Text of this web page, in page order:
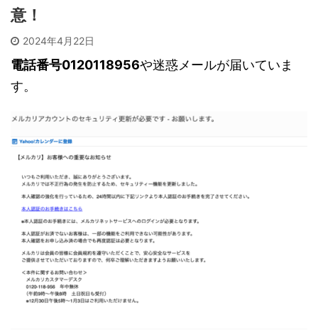
意！
2024年4月22日
電話番号0120118956や迷惑メールが届いていま
す。